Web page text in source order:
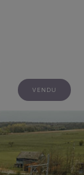
VENDU